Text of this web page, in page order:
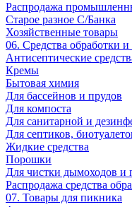
Распродажа
Старое разное С/Банка
Хозяйственные товары
06. Средства обработки
Антисептические
Кремы
Бытовая химия
Для бассейнов и прудов
Для компоста
Для санитарной и
Для септиков,
Жидкие средства
Порошки
Для чистки дымоходов и
Распродажа средства
07. Товары для пикника